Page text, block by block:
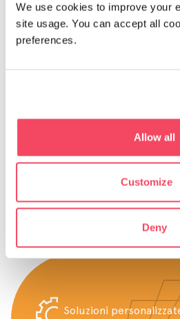
We use cookies to improve your
site usage. You can accept all
preferences.
Allow all
Customize
Deny
prodotti
Pallet leggeri e
riducono i costi di
ULTERIORI
Soluzioni